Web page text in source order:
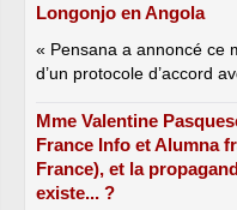
Longonjo en Angola
« Pensana a annoncé ce
d’un protocole d’accord
Mme Valentine
France Info et Alumna
France), et la
existe... ?